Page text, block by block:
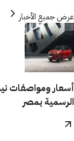
عرض جميع الأخبار
الرسمية بمصر